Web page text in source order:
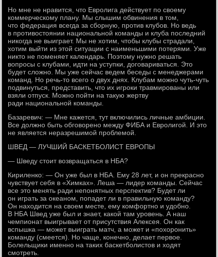
Но мне не нравится, что Евролига действует по своему
коммерческому плану. Мы слышим обвинения в том,
что федерация всегда за сборную, против клубов. Но ведь
в противостоянии национальной команды и клуба последний
никогда не выиграет. Мы не хотим, чтобы клубы страдали,
хотим выйти из этой ситуации с наименьшими потерями. Уже
никто не поменяет календарь. Поэтому нужно решать
вопросы с клубами, идти на уступки, договариваться. Это
будет сложно. Мы уже сейчас ведем беседы с менеджерами
команд. Но речь-то всего о двух днях. Клубам можно чуть-чуть
подвинуться, представить, что их игроки травмированы или
взяли отпуск. Можно пойти на такую жертву
ради национальной команды.
Базаревич: — Мне кажется, тут включились личные амбиции.
Все должно быть обговорено между ФИБА и Евролигой. И это
не является неразрешимой проблемой.
ШВЕД — ЛУЧШИЙ БАСКЕТБОЛИСТ ЕВРОПЫ
— Шведу стоит возвращаться в НБА?
Кириленко: — Он уже был в НБА. Ему 28 лет, и он прекрасно
чувствует себя в «Химках». Леша — лидер команды. Сейчас
все это менять ради непонятных перспектив? Будет ли
он играть за океаном, попадет ли в правильную команду?
Он находится на своем месте, ему комфортно и удобно.
В НБА Швед уже был и знает, какой там уровень. А наш
чемпионат выигрывает от присутствия Алексея. Он как
вспышка — может выиграть матч, а может и «похоронить»
команду (смеется). Но чаще, конечно, делает первое.
Болельщики именно на таких баскетболистов и ходят
смотреть.